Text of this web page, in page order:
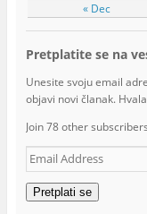
« Dec
Pretplatite se na
Unesite svoju email
objavi novi članak.
Join 78 other subscribers
Email
Address
Pretplati se